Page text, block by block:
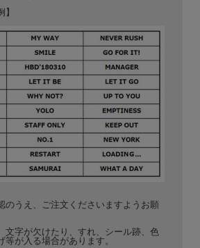
のうえ、ご注文くださいますようお願
文字が欠けたり、すれ、シール跡、色
が入る場合があります。